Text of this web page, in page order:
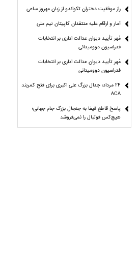
راز موفقیت دختران تکواندو از زبان مهروز ساعی
آمار و ارقام علیه منتقدان کاپیتان تیم ملی
مُهر تأیید دیوان عدالت اداری بر انتخابات
فدراسیون دوومیدانی
مُهر تأیید دیوان عدالت اداری بر انتخابات
فدراسیون دوومیدانی
24 مرداد؛ جدال بزرگ علی‌ اکبری برای فتح کمربند
ACA
پاسخ قاطع فیفا به جنجال بزرگ جام جهانی؛
هیچ‌کس فوتبال را نمی‌فروشد